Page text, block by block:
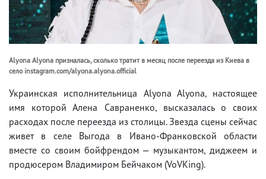
Alyona Alyona призналась, сколько тратит в месяц после переезда из Киева в
село instagram.com/alyona.alyona.official
Украинская исполнительница Alyona Alyona, настоящее
имя которой Алена Савраненко, высказалась о своих
расходах после переезда из столицы. Звезда сцены сейчас
живет в селе Выгода в Ивано-Франковской области
вместе со своим бойфрендом — музыкантом, диджеем и
продюсером Владимиром Бейчаком (VoVKing).